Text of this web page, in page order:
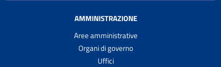
AMMINISTRAZIONE
Aree amministrative
Organi di governo
Uffici